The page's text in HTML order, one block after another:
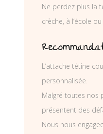
Ne perdez plus la
crèche, à l’école
L’attache tétine
personnalisée.
Malgré toutes nos
présentent des
Nous nous